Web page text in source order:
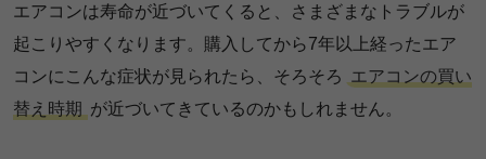
エアコンは寿命が近づいてくると、さまざまなトラブルが
起こりやすくなります。購入してから7年以上経ったエア
コンにこんな症状が見られたら、そろそろ エアコンの買い
替え時期 が近づいてきているのかもしれません。